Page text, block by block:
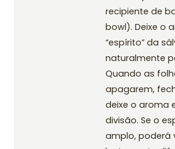
recipiente de
bowl). Deixe o
“espírito” da
naturalmente
Quando as
apagarem,
deixe o aroma
divisão. Se o
amplo, poderá